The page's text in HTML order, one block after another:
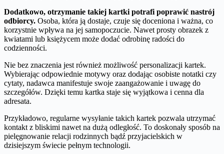
Dodatkowo, otrzymanie takiej kartki potrafi poprawić nastrój
odbiorcy. Osoba, która ją dostaje, czuje się doceniona i ważna, co
korzystnie wpływa na jej samopoczucie. Nawet prosty obrazek z
kwiatami lub księżycem może dodać odrobinę radości do
codzienności.
Nie bez znaczenia jest również możliwość personalizacji kartek.
Wybierając odpowiednie motywy oraz dodając osobiste notatki czy
cytaty, nadawca manifestuje swoje zaangażowanie i uwagę do
szczegółów. Dzięki temu kartka staje się wyjątkowa i cenna dla
adresata.
Przykładowo, regularne wysyłanie takich kartek pozwala utrzymać
kontakt z bliskimi nawet na dużą odległość. To doskonały sposób na
pielęgnowanie relacji rodzinnych bądź przyjacielskich w
dzisiejszym świecie pełnym technologii.